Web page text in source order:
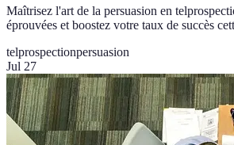
Maîtrisez l'art de la persuasion en
éprouvées et boostez votre taux de succès
telprospectionpersuasion
Jul 27